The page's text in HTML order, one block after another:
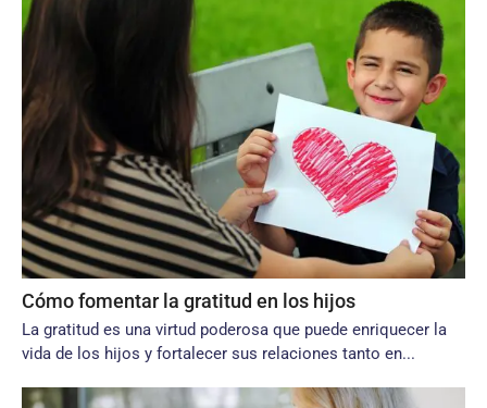
Cómo fomentar la gratitud en los hijos
La gratitud es una virtud poderosa que puede enriquecer la
vida de los hijos y fortalecer sus relaciones tanto en...